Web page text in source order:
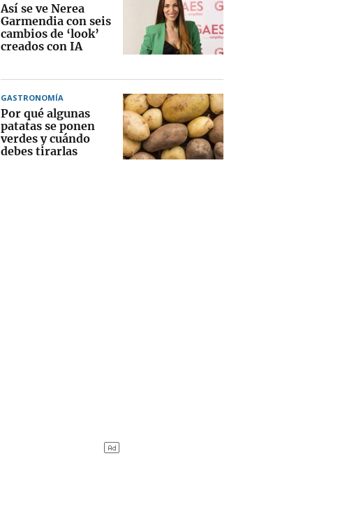
Así se ve Nerea
Garmendia con seis
cambios de ‘look’
creados con IA
GASTRONOMÍA
Por qué algunas
patatas se ponen
verdes y cuándo
debes tirarlas